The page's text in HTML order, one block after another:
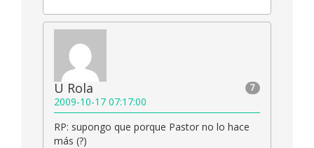
7
U Rola
2009-10-17 07:17:00
RP: supongo que porque Pastor no lo hace
más (?)